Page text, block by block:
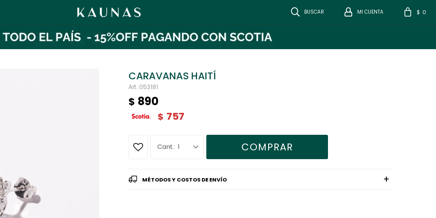
$ 0
CARAVANAS HAITÍ
053181
$ 890
$ 757
1 COMPRAR
MÉTODOS Y COSTOS DE ENVÍO